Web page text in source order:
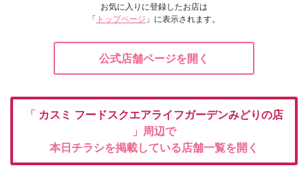
お気に入りに登録したお店は
「 トップページ 」に表示されます。
公式店舗ページを開く
「 カスミ フードスクエアライフガーデンみどりの店
」周辺で
本日チラシを掲載している店舗一覧を開く